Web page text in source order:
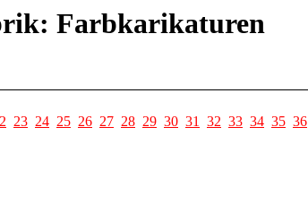
Farbkarikaturen
23 24 25 26 27 28 29 30 31 32 33 34 35 36